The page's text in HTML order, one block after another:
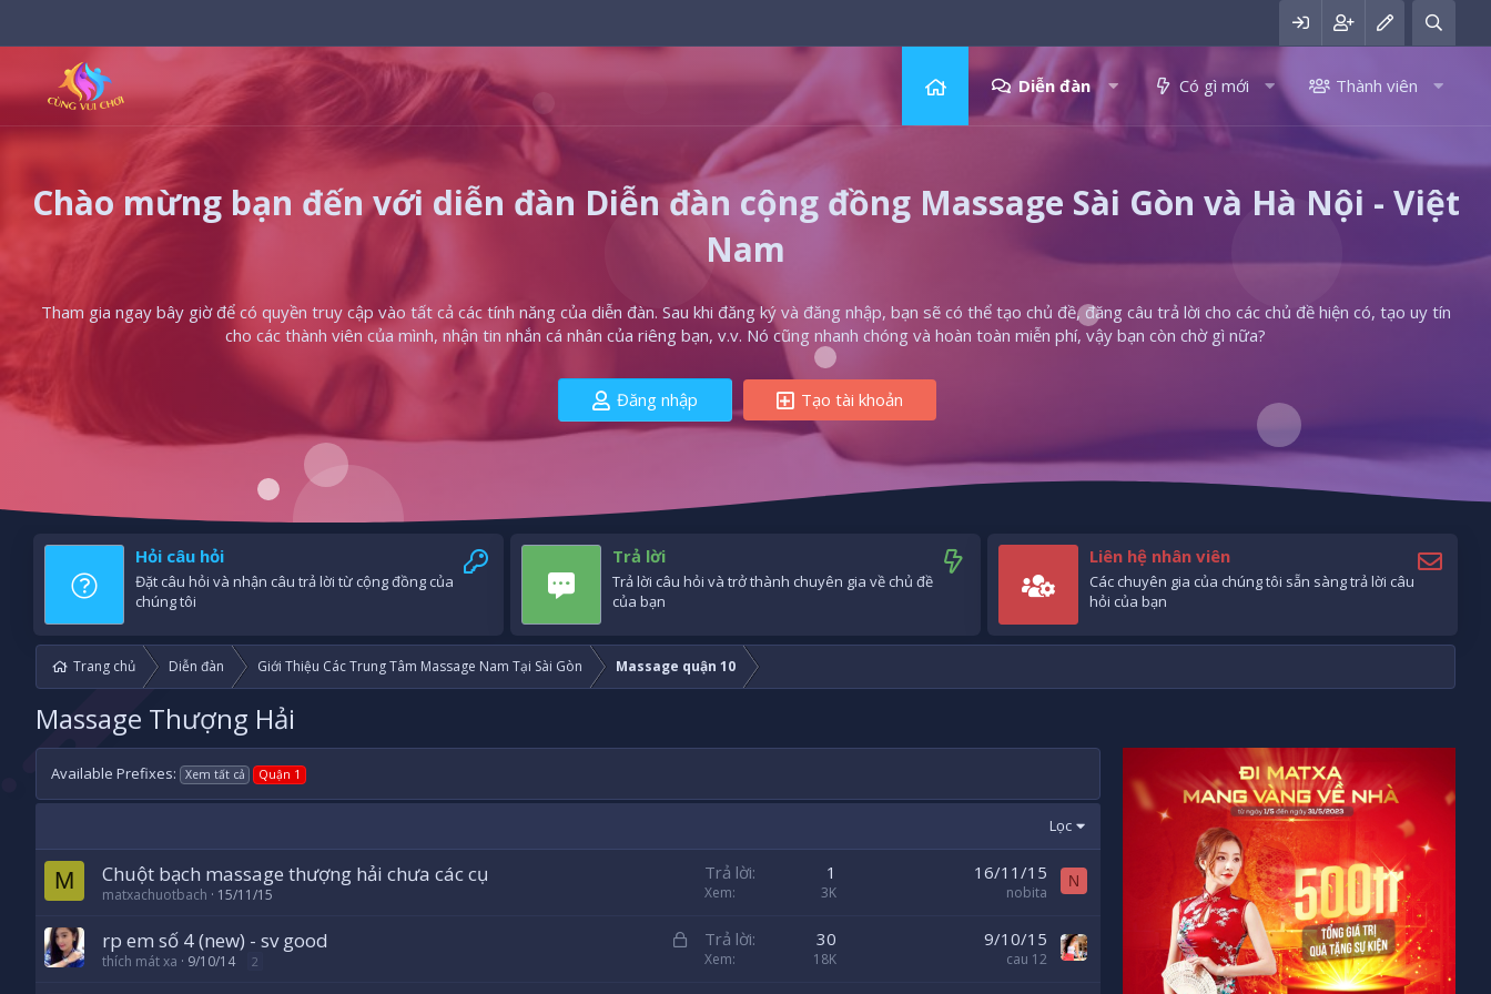
Diễn đàn Có gì mới Thành viên
Chào mừng bạn đến với diễn đàn Diễn đàn cộng đồng Massage Sài Gòn và Hà Nội - Việt
Nam
Tham gia ngay bây giờ để có quyền truy cập vào tất cả các tính năng của diễn đàn. Sau khi đăng ký và đăng nhập, bạn sẽ có thể tạo chủ đề, đăng câu trả lời cho các chủ đề hiện có, tạo uy tín
cho các thành viên của mình, nhận tin nhắn cá nhân của riêng bạn, v.v. Nó cũng nhanh chóng và hoàn toàn miễn phí, vậy bạn còn chờ gì nữa?
Đăng nhập Tạo tài khoản
Hỏi câu hỏi
Đặt câu hỏi và nhận câu trả lời từ cộng đồng của
chúng tôi
Trả lời
Trả lời câu hỏi và trở thành chuyên gia về chủ đề
của bạn
Liên hệ nhân viên
Các chuyên gia của chúng tôi sẵn sàng trả lời câu
hỏi của bạn
Trang chủ Diễn đàn Giới Thiệu Các Trung Tâm Massage Nam Tại Sài Gòn Massage quận 10
Massage Thượng Hải
Available Prefixes: Xem tất cả Quận 1
Lọc
M Chuột bạch massage thượng hải chưa các cụ
matxachuotbach 15/11/15
Trả lời 1
Xem 3K
16/11/15
nobita
N
Đ
rp em số 4 (new) - sv good
thích mát xa 9/10/14 2
Trả lời 30
Xem 18K
9/10/15
cau 12